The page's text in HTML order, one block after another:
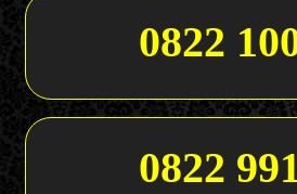
0822
0822